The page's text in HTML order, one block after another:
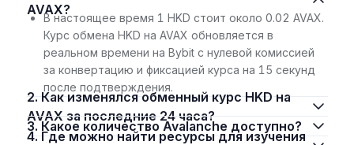
AVAX?
В настоящее время 1 HKD стоит около 0.02 AVAX.
Курс обмена HKD на AVAX обновляется в
реальном времени на Bybit с нулевой комиссией
за конвертацию и фиксацией курса на 15 секунд
после подтверждения.
2. Как изменялся обменный курс HKD на
AVAX за последние 24 часа?
3. Какое количество Avalanche доступно?
4. Где можно найти ресурсы для изучения